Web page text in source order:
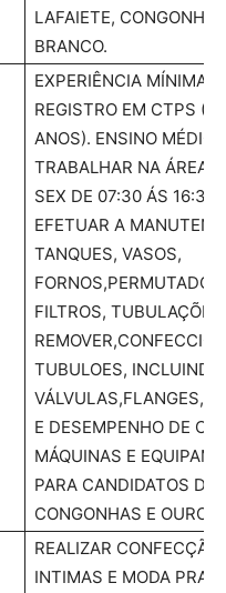
LAFAIETE,
BRANCO.
EXPERIÊNCIA MÍNIMA
REGISTRO EM CTPS
ANOS). ENSINO MÉDIO
TRABALHAR NA ÁREA
SEX DE 07:30 ÁS
EFETUAR A
TANQUES, VASOS,
FILTROS,
TUBULOES, INCLUINDO
E DESEMPENHO DE
MÁQUINAS E
PARA CANDIDATOS DE
CONGONHAS E OURO
REALIZAR CONFECÇÃO
INTIMAS E MODA